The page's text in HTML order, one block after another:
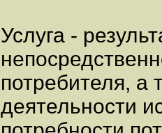
Услуга -
потребителя, а
деятельности